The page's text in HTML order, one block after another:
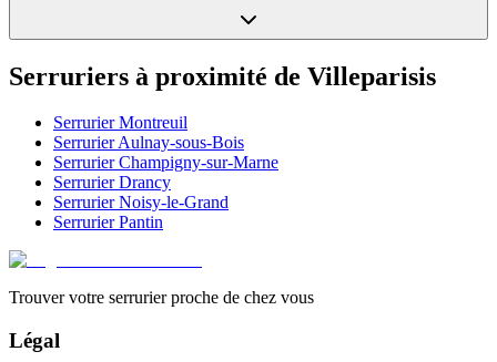
Serruriers à proximité de Villeparisis
SerrurierMontreuil
SerrurierAulnay-sous-Bois
SerrurierChampigny-sur-Marne
SerrurierDrancy
SerrurierNoisy-le-Grand
SerrurierPantin
Trouver votre serrurier proche de chez vous
Légal